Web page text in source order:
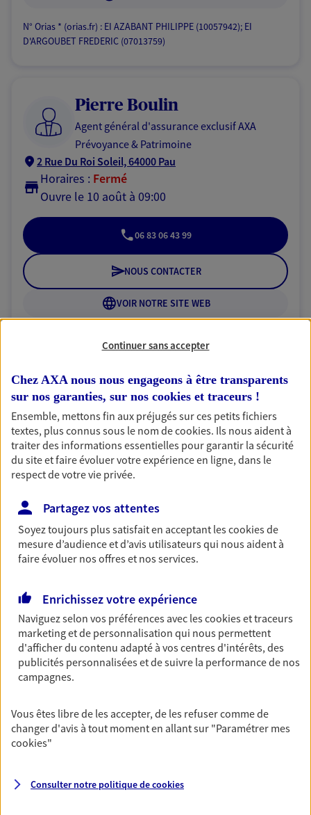
N° Orias * (orias.fr) : EI AZABANT PHILIPPE (10057942); EI
D'ARGOUBET FREDERIC (07013759)
Pierre Boulin
Agent général d'assurance exclusif AXA
Prévoyance & Patrimoine
2 Rue Du Roi Soleil, 64000 Pau
Horaires : Fermé
Ouvre le 10 août à 09:00
06 83 06 43 99
NOUS CONTACTER
VOIR NOTRE SITE WEB
Frederic Des Boscs
Agent général d'assurance exclusif AXA
Prévoyance & Patrimoine
2 Rue Du Roi Soleil, 64000 Pau
Horaires : Fermé
05 59 14 70 61
NOUS CONTACTER
VOIR NOTRE SITE WEB
N° Orias * (orias.fr) : 07007562
Agent Général d'assurance exclusif AXA
France
29 Rue Carnot, 64000 Pau
Ouvre le 11 août à 10:00
Continuer sans accepter
Chez AXA nous nous engageons à être transparents
sur nos garanties, sur nos cookies et traceurs !
Ensemble, mettons fin aux préjugés sur ces petits fichiers
textes, plus connus sous le nom decookies. Ils nous aident à
traiter des informations essentielles pour garantir la sécurité
du site et faire évoluer votre expérience en ligne, dans le
respect de votre vie privée.
Partagez vos attentes
Soyez toujours plus satisfait en acceptant lescookiesde
mesure d’audience et d’avis utilisateurs qui nous aident à
faire évoluer nos offres et nos services.
Enrichissez votre expérience
Naviguez selon vos préférences avec lescookies et traceurs
marketing et de personnalisation qui nous permettent
d'afficher du contenu adapté à vos centres d'intérêts, des
publicités personnalisées et de suivre la performance de nos
campagnes.
Vous êtes libre de les accepter, de les refuser comme de
changer d'avis à tout moment en allant sur "Paramétrer mes
cookies"
Consulter notre politique decookies